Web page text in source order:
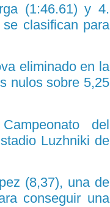
(1:46.61) y 4.
clasifican para
eliminado en la
nulos sobre 5,25
del
Luzhniki de
(8,37), una de
conseguir una